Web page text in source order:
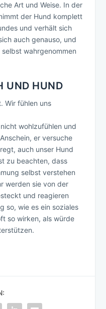
Art und Weise. In der
der Hund komplett
und verhält sich
auch genauso, und
wahrgenommen
UND HUND
Wir fühlen uns
wohlzufühlen und
er versuche
auch unser Hund
zu beachten, dass
selbst verstehen
werden sie von der
und reagieren
so, wie es ein soziales
so wirken, als würde